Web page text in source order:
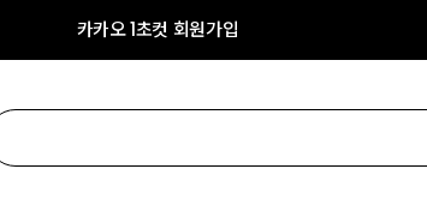
카카오 1초컷 회원가입